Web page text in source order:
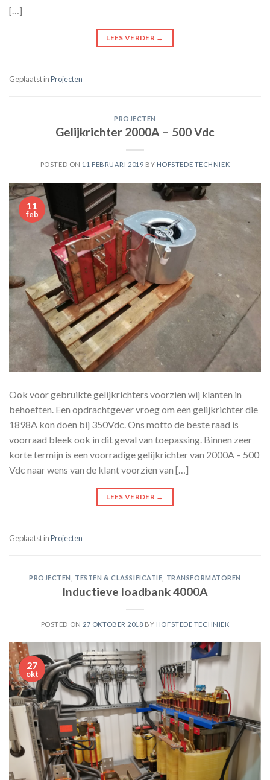
[…]
LEES VERDER →
Geplaatst inProjecten
PROJECTEN
Gelijkrichter 2000A – 500 Vdc
POSTED ON 11 FEBRUARI 2019 BY HOFSTEDE TECHNIEK
11
feb
Ook voor gebruikte gelijkrichters voorzien wij klanten in
behoeften. Een opdrachtgever vroeg om een gelijkrichter die
1898A kon doen bij 350Vdc. Ons motto de beste raad is
voorraad bleek ook in dit geval van toepassing. Binnen zeer
korte termijn is een voorradige gelijkrichter van 2000A – 500
Vdc naar wens van de klant voorzien van […]
LEES VERDER →
Geplaatst inProjecten
PROJECTEN TESTEN & CLASSIFICATIE TRANSFORMATOREN
Inductieve loadbank 4000A
POSTED ON 27 OKTOBER 2018 BY HOFSTEDE TECHNIEK
27
okt